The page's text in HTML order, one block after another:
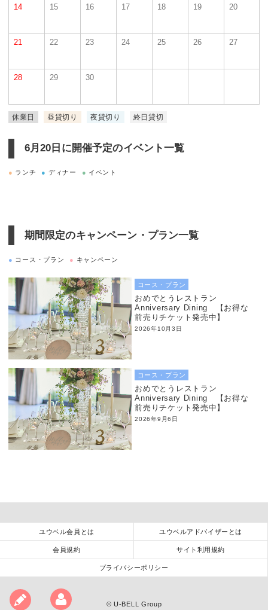
14 15 16 17 18 19 20
21 22 23 24 25 26 27
28 29 30
休業日 昼貸切り 夜貸切り 終日貸切
6月20日に 開催予定のイベント一覧
● ランチ ● ディナー ● イベント
期間限定のキャンペーン・プラン一覧
● コース・プラン ● キャンペーン
コース・プラン
おめでとうレストラン
Anniversary Dining 【お得な
前売りチケット発売中】
2026年10月3日
コース・プラン
おめでとうレストラン
Anniversary Dining 【お得な
前売りチケット発売中】
2026年9月6日
ユウベル会員とは ユウベルアドバイザーとは
会員規約 サイト利用規約
プライバシーポリシー
© U-BELL Group